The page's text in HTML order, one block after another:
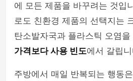
에 모든 제품을 바꾸려는 것입
로도 친환경 제품의 선택지는
탄소발자국과 플라스틱 오염
가격보다 사용 빈도에서 갈립
주방에서 매일 반복되는 행동